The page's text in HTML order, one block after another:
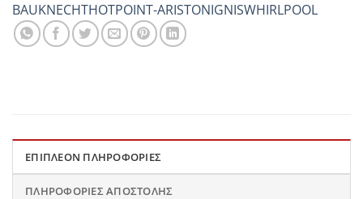
BAUKNECHTHOTPOINT-ARISTONIGNISWHIRLPOOL
ΕΠΙΠΛΈΟΝ ΠΛΗΡΟΦΟΡΊΕΣ
ΠΛΗΡΟΦΟΡΊΕΣ ΑΠΟΣΤΟΛΉΣ